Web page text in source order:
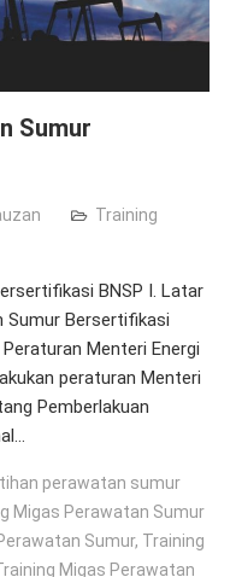
Sumur
Training
BNSP I. Latar
Sumur Bersertifikasi
Menteri Energi
peraturan Menteri
Pemberlakuan
perawatan sumur
Migas Perawatan Sumur
Sumur, Training
Migas Perawatan